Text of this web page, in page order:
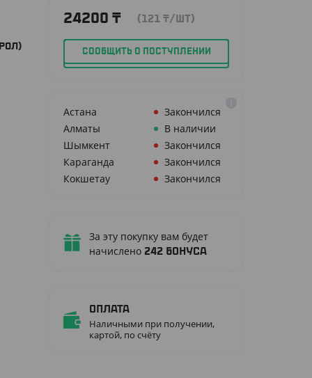
24200 ₸ (121 ₸/ШТ)
СООБЩИТЬ О ПОСТУПЛЕНИИ
Астана
Закончился
Алматы
В наличии
Шымкент
Закончился
Караганда
Закончился
Кокшетау
Закончился
За эту покупку вам будет
начислено 242 бонуса
Оплата
Наличными при получении,
картой, по счёту